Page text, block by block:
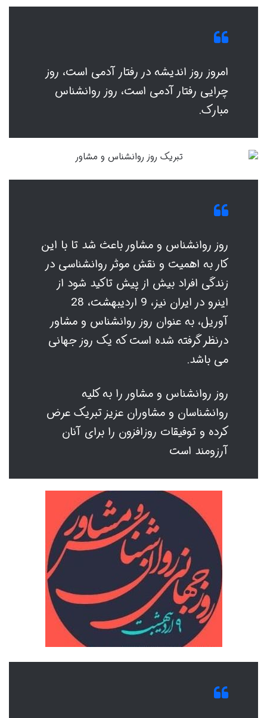
امروز روز اندیشه در رفتار آدمی است، روز
چرایی رفتار آدمی است، روز روانشناس
مبارک.
روز روانشناس و مشاور باعث شد تا با این
کار به اهمیت و نقش موثر روانشناسی در
زندگی افراد بیش از پیش تاکید شود از
اینرو در ایران نیز، 9 اردیبهشت، 28
آوریل، به عنوان روز روانشناس و مشاور
درنظر گرفته شده است که یک روز جهانی
می باشد.
روز روانشناس و مشاور را به کلیه
روانشناسان و مشاوران عزیز تبریک عرض
کرده و توفیقات روزافزون را برای آنان
آرزومند است